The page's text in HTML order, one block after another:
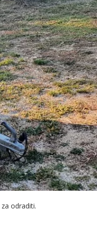
odraditi.